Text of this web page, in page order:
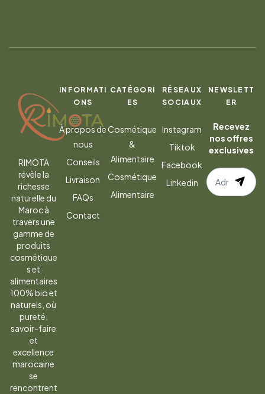
RIMOTA
révèle la
richesse
naturelle du
Maroc à
travers une
gamme de
produits
cosmétique
s et
alimentaires
100% bio et
naturels, où
pureté,
savoir-faire
et
excellence
marocaine
se
rencontrent
INFORMATI
ONS
À propos de
nous
Conseils
Livraison
FAQs
Contact
CATÉGORI
ES
Cosmétique
&
Alimentaire
Cosmétique
Alimentaire
RÉSEAUX
SOCIAUX
Instagram
Tiktok
Facebook
Linkedin
NEWSLETT
ER
Recevez
nos offres
exclusives
S’abonner
à